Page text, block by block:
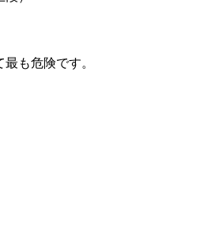
も危険です。